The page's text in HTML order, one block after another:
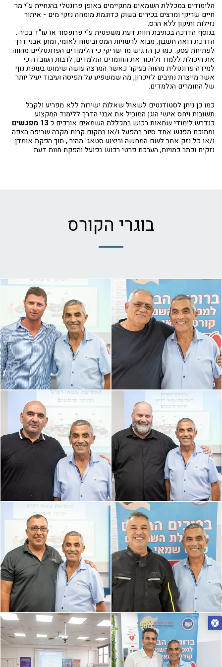
הלימודים במכללת השמאים מתקיימים באופן פרונטלי בהנחיית ע"י מר
חיים שריקי ומרצים בכירים בשוק כדוגמת מומחה נזקי מים - איתור
נזילות ותיקון ללא הרס.
בנוסף הדרכה בכתיבת חוות דעת משפטית ע"י פרופסור או עו"ד בכיר .
הדרכת רואה חשבון, מבוא לרשויות המס וביטוח לאומי, ומתן אבני דרך
לפתיחת עסק. כמו כן הדגיש מר שריקי כי הלימודים הפרונטליים מהווה
את היכולת ללמוד ולזכור את החומרים הנלמדים, לרבות העובדה כי
למידה פרונטלית מהווה בעיקר כאשר המרצה עושה שימוש בשפת גוף
אשר מייצרת נתיבים לזיכרון, מה שמשפיע על תפיסה ועיבוד יעיל יותר
של החומרים הנלמדים.
כמו כן ניתן לסטודנטים לשאול שאלות ישירות ללא מפריע ולקבל
תשובות ויחס אישי הוגן המוביל את אבני הדרך ללימוד המקצוע
כנדרש.לימודי שמאות רכוש במכללת השמאים אורכים כ 13 מפגשים
ומתוכם מפגש אחד סיור במפעל ו/או במקום קרות מקרה שריפה הצפה
ו/או כל נזק אחר לשם המחשה וביצוע סטאג' מהיר , תוך הפקת אומדן
נזקים וכתב כמויות, הערכת פרטי רכוש בפועל והפקת חוות דעת.
בוגרי הקורס